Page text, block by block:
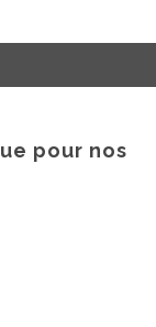
pour nos